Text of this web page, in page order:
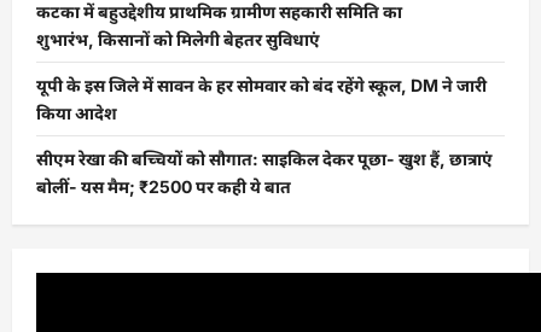
कटका में बहुउद्देशीय प्राथमिक ग्रामीण सहकारी समिति का
शुभारंभ, किसानों को मिलेगी बेहतर सुविधाएं
यूपी के इस जिले में सावन के हर सोमवार को बंद रहेंगे स्कूल, DM ने जारी
किया आदेश
सीएम रेखा की बच्चियों को सौगात: साइकिल देकर पूछा- खुश हैं, छात्राएं
बोलीं- यस मैम; ₹2500 पर कही ये बात